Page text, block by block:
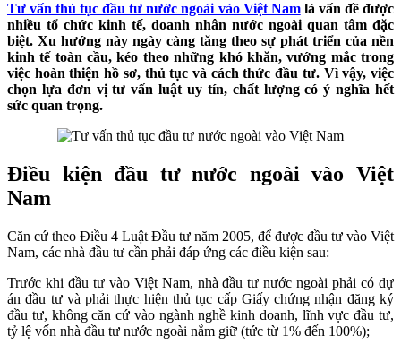
Tư vấn thủ tục đầu tư nước ngoài vào Việt Namlà vấn đề được
nhiều tổ chức kinh tế, doanh nhân nước ngoài quan tâm đặc
biệt. Xu hướng này ngày càng tăng theo sự phát triển của nền
kinh tế toàn cầu, kéo theo những khó khăn, vướng mắc trong
việc hoàn thiện hồ sơ, thủ tục và cách thức đầu tư. Vì vậy, việc
chọn lựa đơn vị tư vấn luật uy tín, chất lượng có ý nghĩa hết
sức quan trọng.
Điều kiện đầu tư nước ngoài vào Việt
Nam
Căn cứ theo Điều 4 Luật Đầu tư năm 2005, để được đầu tư vào Việt
Nam, các nhà đầu tư cần phải đáp ứng các điều kiện sau:
Trước khi đầu tư vào Việt Nam, nhà đầu tư nước ngoài phải có dự
án đầu tư và phải thực hiện thủ tục cấp Giấy chứng nhận đăng ký
đầu tư, không căn cứ vào ngành nghề kinh doanh, lĩnh vực đầu tư,
tỷ lệ vốn nhà đầu tư nước ngoài nắm giữ (tức từ 1% đến 100%);